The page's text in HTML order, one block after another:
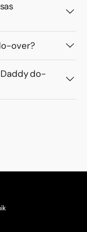
over?
Daddy do-